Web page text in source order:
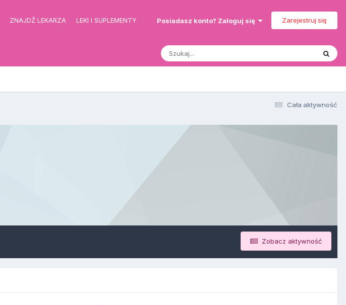
ZNAJDŹ LEKARZA LEKI I SUPLEMENTY Posiadasz konto? Zaloguj się Zarejestruj się
Cała aktywność
Zobacz aktywność